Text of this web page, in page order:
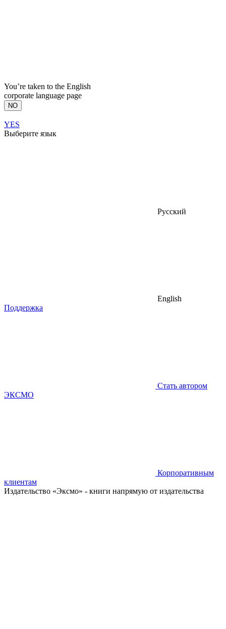
You’re taken to the English
corporate language page
NO
YES
Выберите язык
Русский
English
Поддержка
Стать автором
ЭКСМО
Корпоративным
клиентам
Издательство «Эксмо» - книги напрямую от издательства